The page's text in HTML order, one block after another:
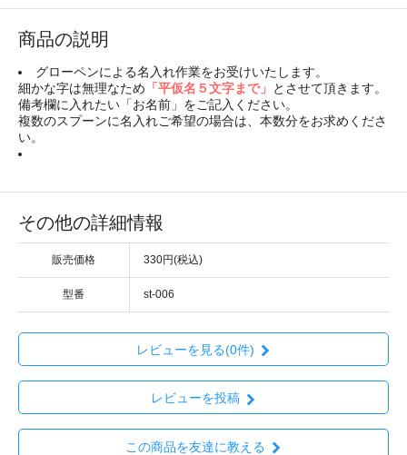
商品の説明
グローペンによる名入れ作業をお受けいたします。
細かな字は無理なため 「平仮名５文字まで」 とさせて頂きます。
備考欄に入れたい「お名前」をご記入ください。
複数のスプーンに名入れご希望の場合は、本数分をお求めくださ
い。
その他の詳細情報
販売価格 330円(税込)
型番 st-006
レビューを見る(0件)
レビューを投稿
この商品を友達に教える